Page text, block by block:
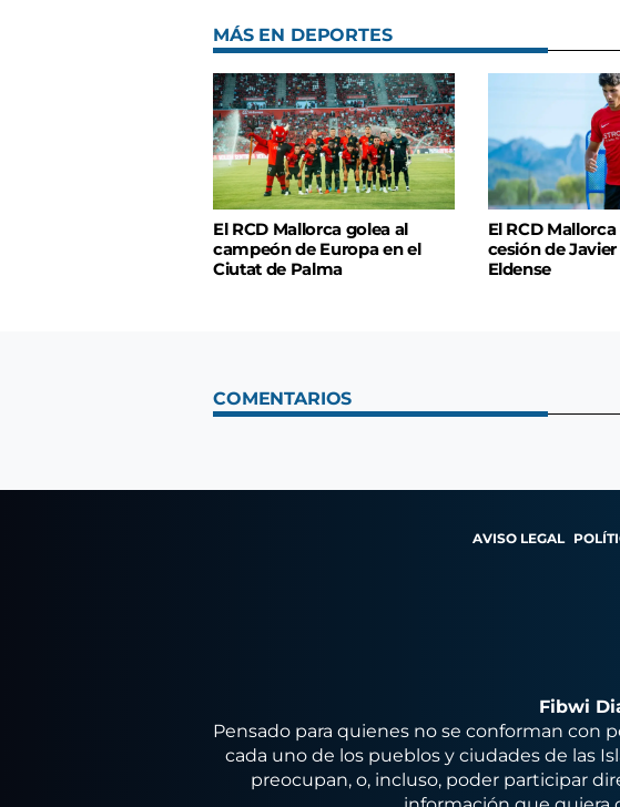
MÁS EN DEPORTES
El RCD Mallorca golea al
campeón de Europa en el
Ciutat de Palma
El RCD
cesión de
Eldense
COMENTARIOS
AVISO LEGAL
Fibwi
Pensado para quienes no se conforman con
cada uno de los pueblos y ciudades de las
preocupan, o, incluso, poder participar